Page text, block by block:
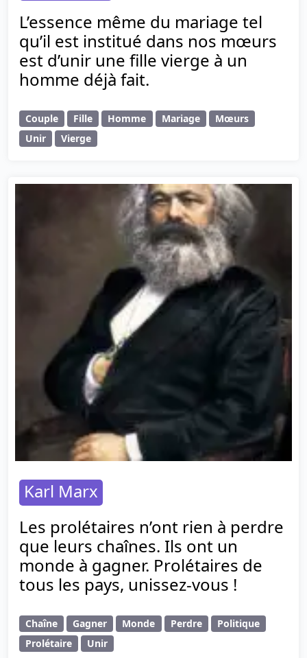
L’essence même du mariage tel
qu’il est institué dans nos mœurs
est d’unir une fille vierge à un
homme déjà fait.
Couple Fille Homme Mariage
Mœurs
Unir
Vierge
Karl Marx
Les prolétaires n’ont rien à perdre
que leurs chaînes. Ils ont un
monde à gagner. Prolétaires de
tous les pays, unissez-vous !
Chaîne Gagner Monde Perdre
Politique
Prolétaire
Unir